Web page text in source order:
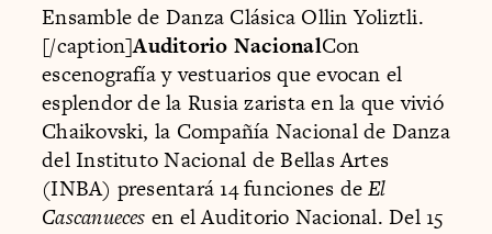
Ensamble de Danza Clásica Ollin Yoliztli.
[/caption]Auditorio NacionalCon
escenografía y vestuarios que evocan el
esplendor de la Rusia zarista en la que vivió
Chaikovski, la Compañía Nacional de Danza
del Instituto Nacional de Bellas Artes
(INBA) presentará 14 funciones deEl
Cascanueces en el Auditorio Nacional. Del 15